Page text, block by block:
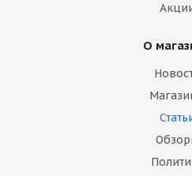
О